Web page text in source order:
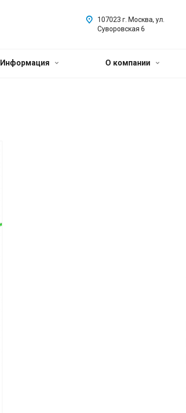
107023 г. Москва, ул.
Суворовская 6
Информация О компании